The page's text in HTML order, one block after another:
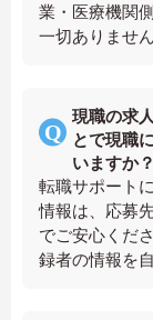
業・医療機関
一切ありませ
現職の求
とで現職
いますか？
転職サポート
情報は、応募
でご安心くだ
録者の情報を